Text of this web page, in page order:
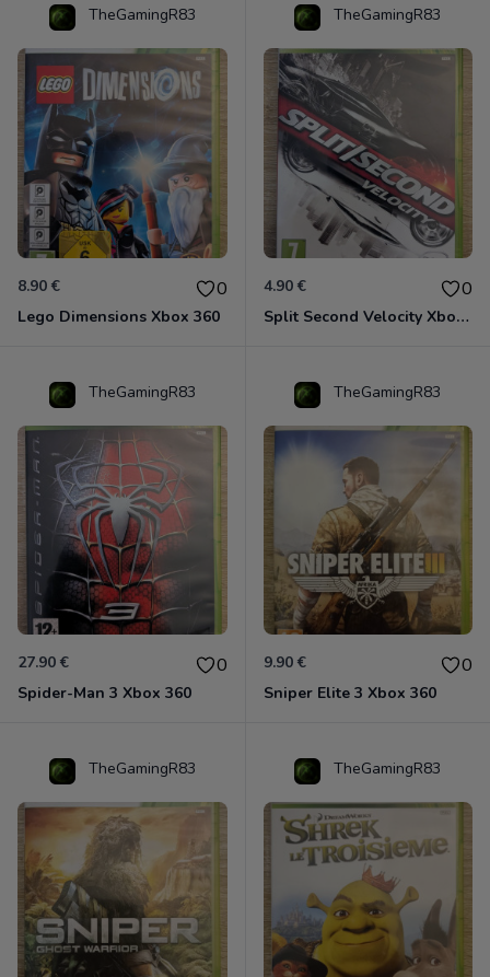
TheGamingR83
8.90 € 0
Lego Dimensions Xbox 360
TheGamingR83
4.90 € 0
Split Second Velocity Xbox 360
TheGamingR83
27.90 € 0
Spider-Man 3 Xbox 360
TheGamingR83
9.90 € 0
Sniper Elite 3 Xbox 360
TheGamingR83 TheGamingR83